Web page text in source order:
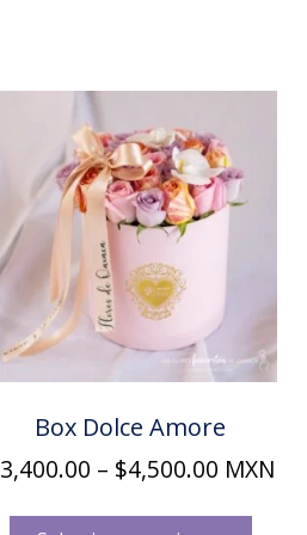
Box Dolce Amore
3,400.00 – $4,500.00Price
MXN